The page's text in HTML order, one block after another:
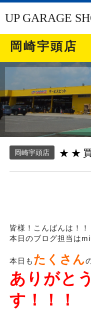
UP GARAGE
岡崎宇頭店
岡崎宇頭店 ★★
皆様！こんばんは！！
本日のブログ担当は
本日も たくさん
ありがと
す！！！